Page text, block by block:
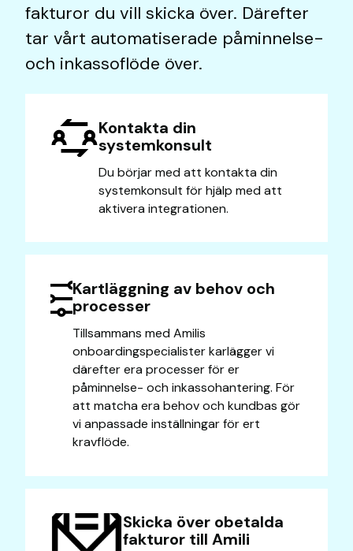
fakturor du vill skicka över. Därefter
tar vårt automatiserade påminnelse-
och inkassoflöde över.
Kontakta din
systemkonsult
Du börjar med att kontakta din
systemkonsult för hjälp med att
aktivera integrationen.
Kartläggning av behov och
processer
Tillsammans med Amilis
onboardingspecialister karlägger vi
därefter era processer för er
påminnelse- och inkassohantering. För
att matcha era behov och kundbas gör
vi anpassade inställningar för ert
kravflöde.
Skicka över obetalda
fakturor till Amili